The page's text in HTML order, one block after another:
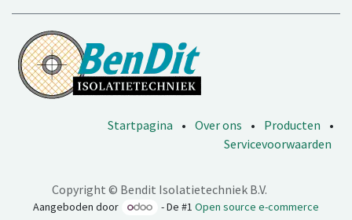
Startpagina • Over ons • Producten
•
Servicevoorwaarden
Copyright © Bendit Isolatietechniek B.V.
Aangeboden door - De #1Open source e-commerce